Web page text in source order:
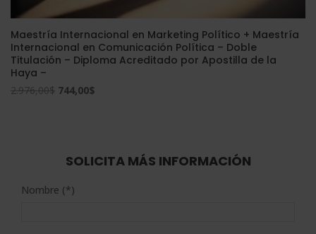
Maestría Internacional en Marketing Político + Maestría
Internacional en Comunicación Política – Doble
Titulación – Diploma Acreditado por Apostilla de la
Haya –
2.976,00$ El
2.976,00$.
744,00$
744,00$.
SOLICITA MÁS INFORMACIÓN
Nombre (*)